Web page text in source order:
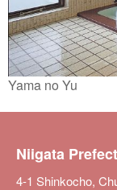
Yama no Yu
Niigata
4-1 Shinkocho,